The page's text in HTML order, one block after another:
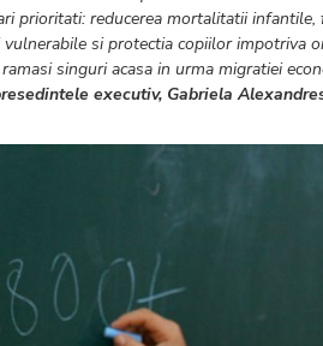
prioritati: reducerea mortalitatii
si protectia copiilor impotriva
singuri acasa in urma migratiei
executiv, Gabriela